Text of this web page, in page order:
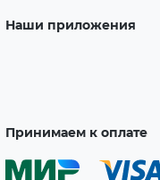
Наши приложения
Принимаем к оплате